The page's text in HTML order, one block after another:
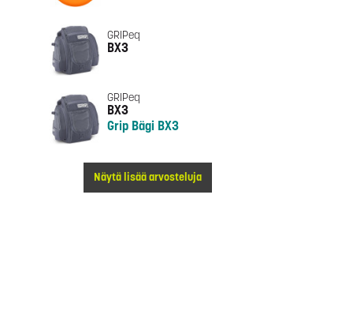
GRIPeq
BX3
GRIPeq
BX3
Grip Bägi BX3
Näytä lisää arvosteluja